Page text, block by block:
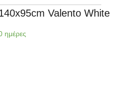
Valento White
ημέρες